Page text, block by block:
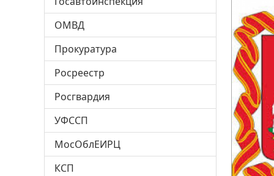
ОМВД
Прокуратура
Росреестр
Росгвардия
УФССП
МосОблЕИРЦ
КСП